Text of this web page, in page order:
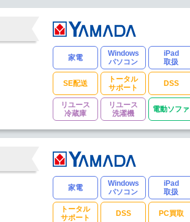
家電
Windows
パソコン
iPad
取扱
SE配送
トータル
サポート
DSS
リユース
冷蔵庫
リユース
洗濯機
電動ソファ
家電
Windows
パソコン
iPad
取扱
トータル
サポート
DSS PC買取